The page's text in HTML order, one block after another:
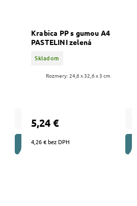
DO KOŠÍKA
Krabica PP s gumou A4
PASTELINI zelená
Skladom
4,26 € bez DPH
5,24 €
Rozmery: 24,6 x 32,6 x 3 cm